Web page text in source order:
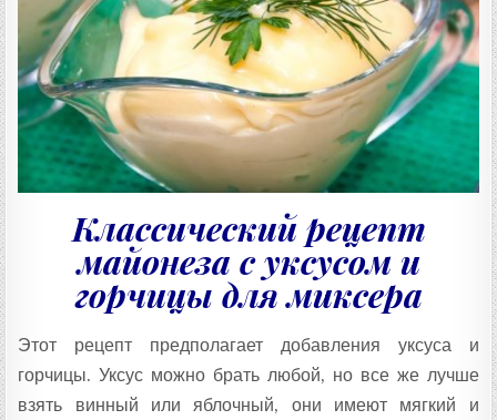
Классический рецепт
майонеза с уксусом и
горчицы для миксера
Этот рецепт предполагает добавления уксуса и
горчицы. Уксус можно брать любой, но все же лучше
взять винный или яблочный, они имеют мягкий и